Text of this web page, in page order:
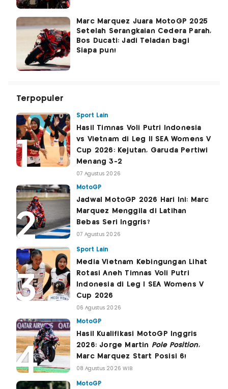
Marc Marquez Juara MotoGP 2025
Setelah Serangkaian Cedera Parah,
Bos Ducati: Jadi Teladan bagi
Siapa pun!
Terpopuler
Sport Lain
Hasil Timnas Voli Putri Indonesia
vs Vietnam di Leg II SEA Womens V
Cup 2026: Kejutan, Garuda Pertiwi
Menang 3-2
07 Agustus 2026
MotoGP
Jadwal MotoGP 2026 Hari Ini: Marc
Marquez Menggila di Latihan
Bebas Seri Inggris?
07 Agustus 2026
Sport Lain
Media Vietnam Kebingungan Lihat
Rotasi Aneh Timnas Voli Putri
Indonesia di Leg I SEA Womens V
Cup 2026
06 Agustus 2026
MotoGP
Hasil Kualifikasi MotoGP Inggris
2026: Jorge Martin Pole Position,
Marc Marquez Start Posisi 6!
08 Agustus 2026 WIB
MotoGP